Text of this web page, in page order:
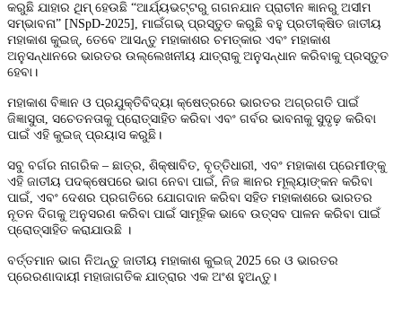
କରୁଛି ଯାହାର ଥିମ୍ ହେଉଛି “ଆର୍ଯ୍ୟଭଟ୍ଟରୁ ଗଗନଯାନ ପ୍ରାଚୀନ ଜ୍ଞାନରୁ ଅସୀମ
ସମ୍ଭାବନା” [NSpD-2025], ମାଇଁଗଭ୍ ପ୍ରସ୍ତୁତ କରୁଛି ବହୁ ପ୍ରତୀକ୍ଷିତ ଜାତୀୟ
ମହାକାଶ କୁଇଜ୍, ତେବେ ଆସନ୍ତୁ ମହାକାଶର ଚମତ୍କାର ଏବଂ ମହାକାଶ
ଅନୁସନ୍ଧାନରେ ଭାରତର ଉଲ୍ଲେଖନୀୟ ଯାତ୍ରାକୁ ଅନୁସନ୍ଧାନ କରିବାକୁ ପ୍ରସ୍ତୁତ
ହେବା।
ମହାକାଶ ବିଜ୍ଞାନ ଓ ପ୍ରଯୁକ୍ତିବିଦ୍ୟା କ୍ଷେତ୍ରରେ ଭାରତର ଅଗ୍ରଗତି ପାଇଁ
ଜିଜ୍ଞାସୁତା, ସଚେତନତାକୁ ପ୍ରୋତ୍ସାହିତ କରିବା ଏବଂ ଗର୍ବର ଭାବନାକୁ ସୁଦୃଢ଼ କରିବା
ପାଇଁ ଏହି କୁଇଜ୍ ପ୍ରୟାସ କରୁଛି।
ସବୁ ବର୍ଗର ନାଗରିକ – ଛାତ୍ର, ଶିକ୍ଷାବିତ, ବୃତ୍ତିଧାରୀ, ଏବଂ ମହାକାଶ ପ୍ରେମୀଙ୍କୁ
ଏହି ଜାତୀୟ ପଦକ୍ଷେପରେ ଭାଗ ନେବା ପାଇଁ, ନିଜ ଜ୍ଞାନର ମୂଲ୍ୟାଙ୍କନ କରିବା
ପାଇଁ, ଏବଂ ଦେଶର ପ୍ରଗତିରେ ଯୋଗଦାନ କରିବା ସହିତ ମହାକାଶରେ ଭାରତର
ନୂତନ ଦିଗକୁ ଅନୁସରଣ କରିବା ପାଇଁ ସାମୂହିକ ଭାବେ ଉତ୍ସବ ପାଳନ କରିବା ପାଇଁ
ପ୍ରୋତ୍ସାହିତ କରାଯାଉଛି ।
ବର୍ତ୍ତମାନ ଭାଗ ନିଅନ୍ତୁ ଜାତୀୟ ମହାକାଶ କୁଇଜ୍ 2025 ରେ ଓ ଭାରତର
ପ୍ରେରଣାଦାୟୀ ମହାଜାଗତିକ ଯାତ୍ରାର ଏକ ଅଂଶ ହୁଅନ୍ତୁ।